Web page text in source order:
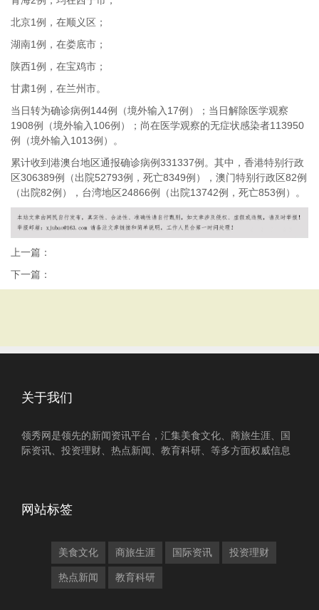
北京1例，在顺义区；
湖南1例，在娄底市；
陕西1例，在宝鸡市；
甘肃1例，在兰州市。
当日转为确诊病例144例（境外输入17例）；当日解除医学观察
1908例（境外输入106例）；尚在医学观察的无症状感染者113950
例（境外输入1013例）。
累计收到港澳台地区通报确诊病例331337例。其中，香港特别行政
区306389例（出院52793例，死亡8349例），澳门特别行政区82例
（出院82例），台湾地区24866例（出院13742例，死亡853例）。
上一篇：
下一篇：
关于我们
领秀网是领先的新闻资讯平台，汇集美食文化、商旅生涯、国
际资讯、投资理财、热点新闻、教育科研、等多方面权威信息
网站标签
美食文化 商旅生涯 国际资讯 投资理财
热点新闻 教育科研